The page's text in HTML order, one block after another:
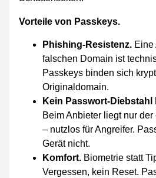
Vorteile von Passkeys.
Phishing-Resistenz.Eine
falschen Domain ist
Passkeys binden sich
Originaldomain.
Kein Passwort-Diebstahl
Beim Anbieter liegt nur
– nutzlos für Angreifer.
Gerät nicht.
Komfort.Biometrie statt
Vergessen, kein Reset.